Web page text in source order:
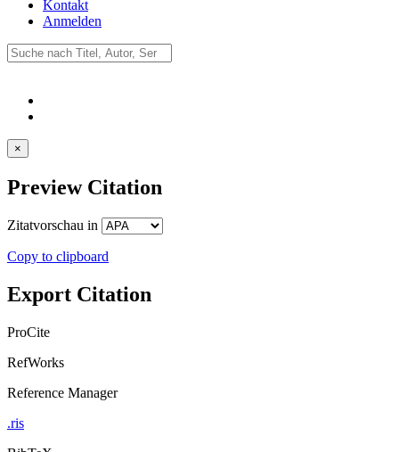
Kontakt
Anmelden
×
Preview Citation
Zitatvorschau in
Copy to clipboard
Export Citation
ProCite
RefWorks
Reference Manager
.ris